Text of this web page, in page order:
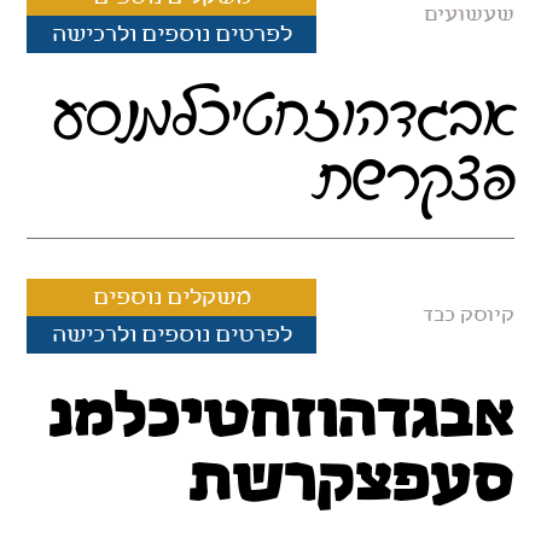
שעשועים
לפרטים נוספים ולרכישה
אבגדהוזחטיכלמנסע
פצקרשת
קיוסק כבד
משקלים נוספים
לפרטים נוספים ולרכישה
אבגדהוזחטיכלמנ
סעפצקרשת